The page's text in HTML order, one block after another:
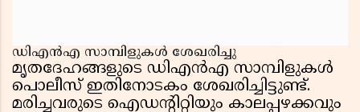
ഡിഎൻഎ സാമ്പിളുകൾ ശേഖരിച്ചു
മൃതദേഹങ്ങളുടെ ഡിഎൻഎ സാമ്പിളുകൾ
പൊലീസ് ഇതിനോടകം ശേഖരിച്ചിട്ടുണ്ട്.
മരിച്ചവരുടെ ഐഡൻ്റിറ്റിയും കാലപ്പഴക്കവും